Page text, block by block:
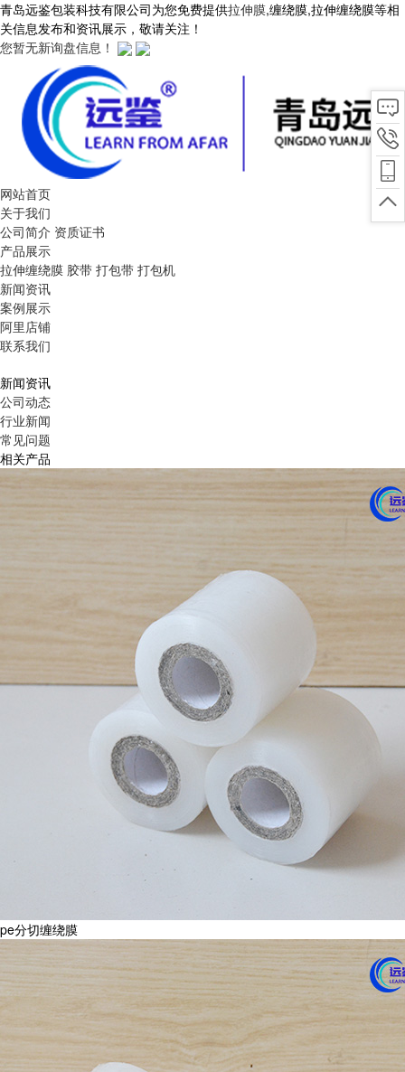
青岛远鉴包装科技有限公司为您免费提供拉伸膜,缠绕膜,拉伸缠绕膜等相
关信息发布和资讯展示，敬请关注！
您暂无新询盘信息！
网站首页
关于我们
公司简介 资质证书
产品展示
拉伸缠绕膜 胶带 打包带 打包机
新闻资讯
案例展示
阿里店铺
联系我们
新闻资讯
公司动态
行业新闻
常见问题
相关产品
pe分切缠绕膜